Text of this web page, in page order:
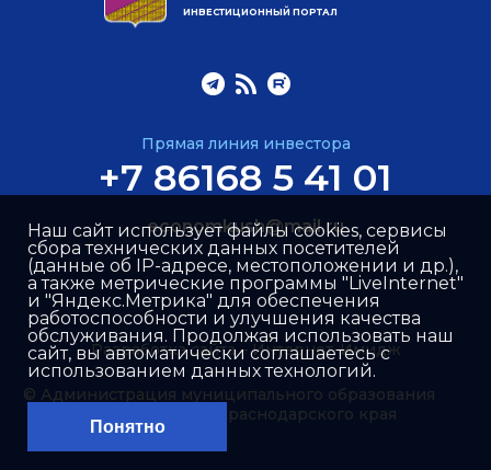
ИНВЕСТИЦИОННЫЙ ПОРТАЛ
Прямая линия инвестора
+7 86168 5 41 01
economkush@mail.ru
© Администрация муниципального образования
Кущёвский район Краснодарского края
Разработка сайта –Интернет-Имидж
Наш сайт использует файлы cookies, сервисы
сбора технических данных посетителей
(данные об IP-адресе, местоположении и др.),
а также метрические программы "LiveInternet"
и "Яндекс.Метрика" для обеспечения
работоспособности и улучшения качества
обслуживания. Продолжая использовать наш
сайт, вы автоматически соглашаетесь с
использованием данных технологий.
Понятно